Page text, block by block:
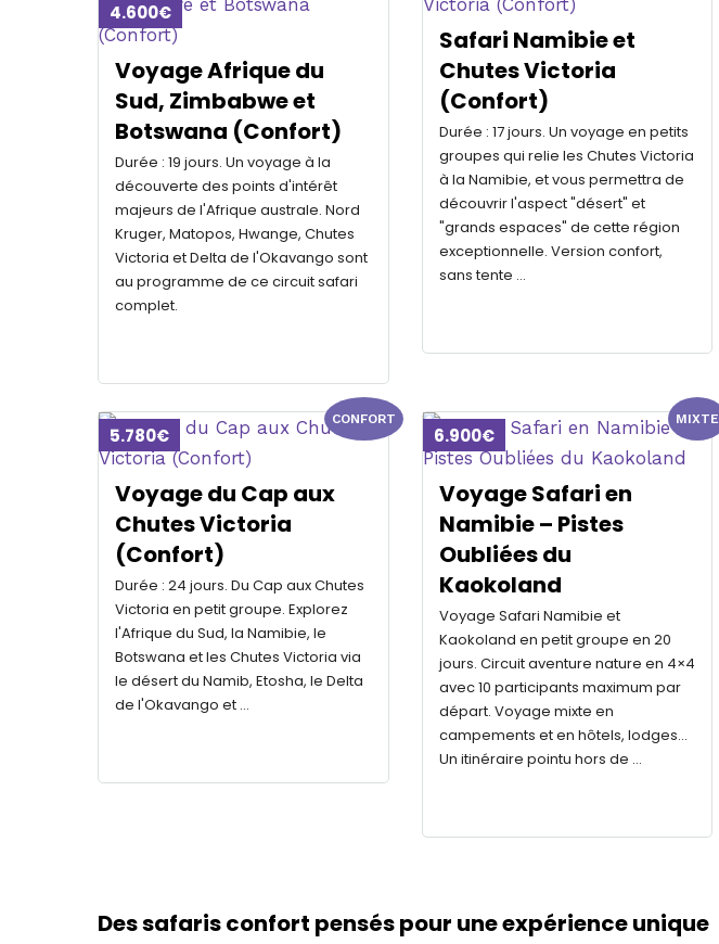
4.600€
Voyage Afrique du
Sud, Zimbabwe et
Botswana (Confort)
Durée : 19 jours. Un voyage à la
découverte des points d'intérêt
majeurs de l'Afrique australe. Nord
Kruger, Matopos, Hwange, Chutes
Victoria et Delta de l'Okavango sont
au programme de ce circuit safari
complet.
Safari Namibie et
Chutes Victoria
(Confort)
Durée : 17 jours. Un voyage en petits
groupes qui relie les Chutes Victoria
à la Namibie, et vous permettra de
découvrir l'aspect "désert" et
"grands espaces" de cette région
exceptionnelle. Version confort,
sans tente …
CONFORT
5.780€
Voyage du Cap aux
Chutes Victoria
(Confort)
Durée : 24 jours. Du Cap aux Chutes
Victoria en petit groupe. Explorez
l'Afrique du Sud, la Namibie, le
Botswana et les Chutes Victoria via
le désert du Namib, Etosha, le Delta
de l'Okavango et …
MIXTE
6.900€
Voyage Safari en
Namibie – Pistes
Oubliées du
Kaokoland
Voyage Safari Namibie et
Kaokoland en petit groupe en 20
jours. Circuit aventure nature en 4×4
avec 10 participants maximum par
départ. Voyage mixte en
campements et en hôtels, lodges...
Un itinéraire pointu hors de …
Des safaris confort pensés pour une expérience unique